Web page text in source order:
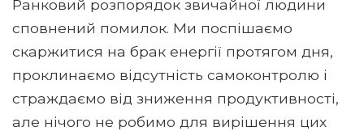
Ранковий розпорядок звичайної людини
сповнений помилок. Ми поспішаємо
скаржитися на брак енергії протягом дня,
проклинаємо відсутність самоконтролю і
страждаємо від зниження продуктивності,
але нічого не робимо для вирішення цих